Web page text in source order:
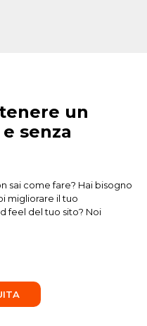
un
senza
sai come fare? Hai bisogno
migliorare il tuo
feel del tuo sito? Noi